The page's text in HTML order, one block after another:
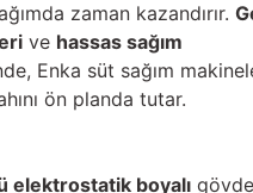
zaman kazandırır.
ve hassas sağım
Enka süt sağım
ön planda tutar.
elektrostatik boyalı